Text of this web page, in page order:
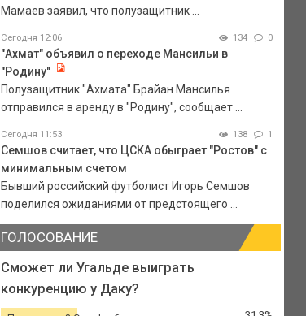
Мамаев заявил, что полузащитник ...
Сегодня 12:06 134 0
"Ахмат" объявил о переходе Мансильи в
"Родину"
Полузащитник "Ахмата" Брайан Мансилья
отправился в аренду в "Родину", сообщает ...
Сегодня 11:53 138 1
Семшов считает, что ЦСКА обыграет "Ростов" с
минимальным счетом
Бывший российский футболист Игорь Семшов
поделился ожиданиями от предстоящего ...
ГОЛОСОВАНИЕ
Сможет ли Угальде выиграть
конкуренцию у Даку?